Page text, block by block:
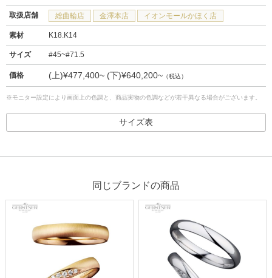
取扱店舗 総曲輪店 金澤本店 イオンモールかほく店
素材 K18.K14
サイズ #45~#71.5
価格 (上)¥477,400~ (下)¥640,200~ （税込）
※モニター設定により画面上の色調と、商品実物の色調などが若干異なる場合がございます。
サイズ表
同じブランドの商品